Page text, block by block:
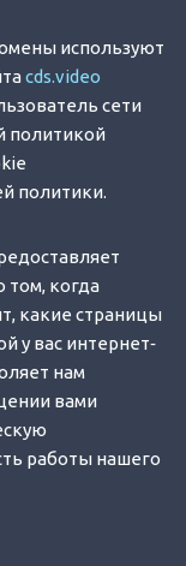
используют
cds.video
сети
политикой
политики.
том, когда
какие страницы
у вас интернет‐
нам
вами
работы нашего